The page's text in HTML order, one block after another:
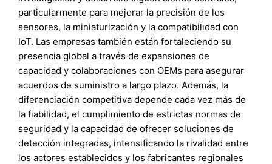
particularmente para mejorar la precisión de los
sensores, la miniaturización y la compatibilidad con
IoT. Las empresas también están fortaleciendo su
presencia global a través de expansiones de
capacidad y colaboraciones con OEMs para asegurar
acuerdos de suministro a largo plazo. Además, la
diferenciación competitiva depende cada vez más de
la fiabilidad, el cumplimiento de estrictas normas de
seguridad y la capacidad de ofrecer soluciones de
detección integradas, intensificando la rivalidad entre
los actores establecidos y los fabricantes regionales